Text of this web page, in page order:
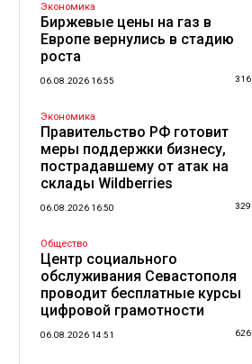
Экономика
Биржевые цены на газ в
Европе вернулись в стадию
роста
06.08.2026 16:55 316
Экономика
Правительство РФ готовит
меры поддержки бизнесу,
пострадавшему от атак на
склады Wildberries
06.08.2026 16:50 329
Общество
Центр социального
обслуживания Севастополя
проводит бесплатные курсы
цифровой грамотности
06.08.2026 14:51 626